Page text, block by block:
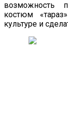
возможность
костюм
культуре и